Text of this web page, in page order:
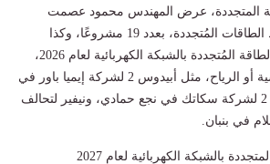
المتجددة، عرض المهندس محمود عصمت
موقف تنفيذ خطوط ربط الطاقات المُتجددة، بعدد 19 مشروعًا، وكذا
موقف ربط مشروعات الطاقة المُتجددة بالشبكة الكهربائية لعام 2026،
سواء من الطاقة الشمسية أو الرياح، مثل أبيدوس 2 لشركة إيميا باور في
بنبان الجديدة، وأوبليسك 2 لشركة سكاتك في نجع حمادي، ونيفير لتحالف
في بنبان.
بالشبكة الكهربائية لعام 2027